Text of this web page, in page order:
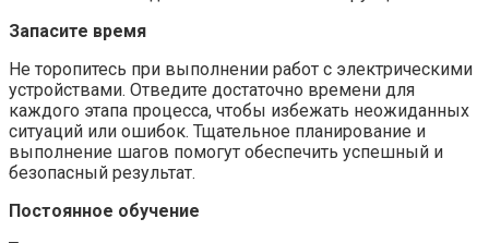
Запасите время
Не торопитесь при выполнении работ с электрическими
устройствами. Отведите достаточно времени для
каждого этапа процесса, чтобы избежать неожиданных
ситуаций или ошибок. Тщательное планирование и
выполнение шагов помогут обеспечить успешный и
безопасный результат.
Постоянное обучение